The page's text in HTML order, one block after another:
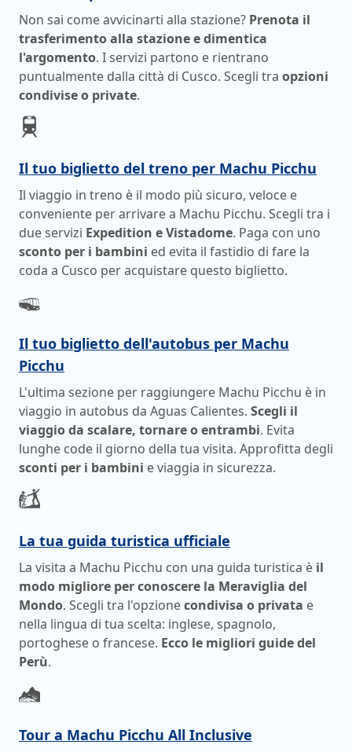
Non sai come avvicinarti alla stazione? Prenota il
trasferimento alla stazione e dimentica
l'argomento. I servizi partono e rientrano
puntualmente dalla città di Cusco. Scegli tra opzioni
condivise o private.
Il tuo biglietto del treno per Machu Picchu
Il viaggio in treno è il modo più sicuro, veloce e
conveniente per arrivare a Machu Picchu. Scegli tra i
due servizi Expedition e Vistadome. Paga con uno
sconto per i bambini ed evita il fastidio di fare la
coda a Cusco per acquistare questo biglietto.
Il tuo biglietto dell'autobus per Machu
Picchu
L'ultima sezione per raggiungere Machu Picchu è in
viaggio in autobus da Aguas Calientes. Scegli il
viaggio da scalare, tornare o entrambi. Evita
lunghe code il giorno della tua visita. Approfitta degli
sconti per i bambini e viaggia in sicurezza.
La tua guida turistica ufficiale
La visita a Machu Picchu con una guida turistica è il
modo migliore per conoscere la Meraviglia del
Mondo. Scegli tra l'opzionecondivisa o privata e
nella lingua di tua scelta: inglese, spagnolo,
portoghese o francese. Ecco le migliori guide del
Perù.
Tour a Machu Picchu All Inclusive